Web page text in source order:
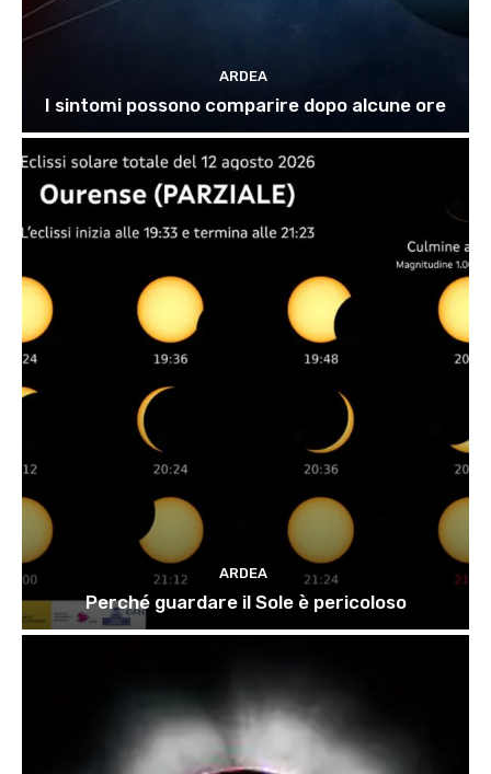
ARDEA
I sintomi possono comparire dopo alcune ore
ARDEA
Perché guardare il Sole è pericoloso